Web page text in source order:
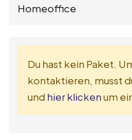
Homeoffice
Du hast kein Paket.
kontaktieren, musst
und hier klickenum